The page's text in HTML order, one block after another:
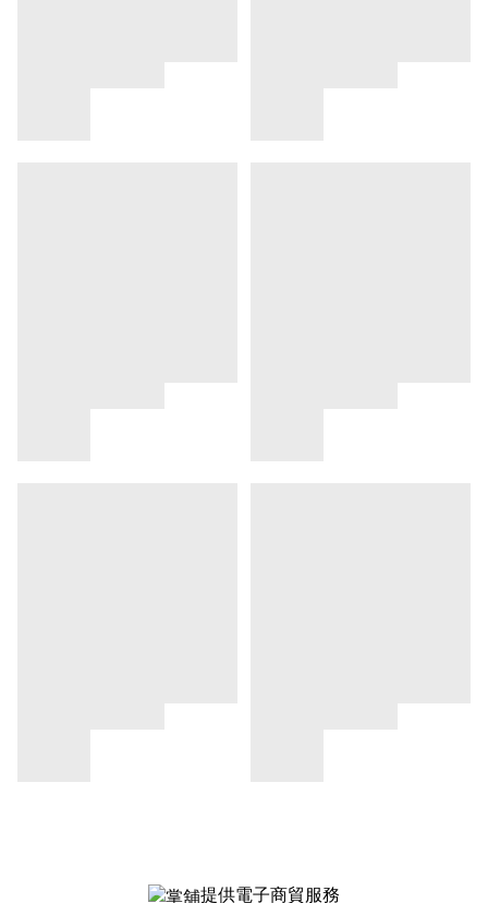
提供電子商貿服務